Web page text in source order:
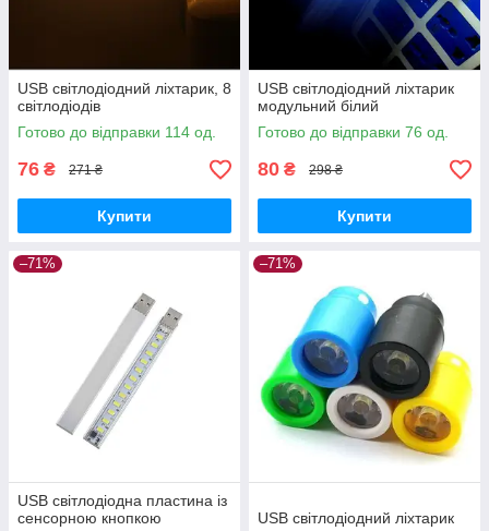
USB світлодіодний ліхтарик, 8
світлодіодів
Готово до відправки 114 од.
76 ₴ 271 ₴
Купити
USB світлодіодний ліхтарик
модульний білий
Готово до відправки 76 од.
80 ₴ 298 ₴
Купити
–71%
USB світлодіодна пластина із
сенсорною кнопкою
–71%
USB світлодіодний ліхтарик